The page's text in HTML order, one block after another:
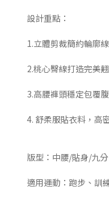
設計重點：
1.立體剪裁簡約輪廓
2.桃心臀線打造完美
3.高腰褲頭穩定包覆
4. 舒柔服貼衣料，高
版型：中腰/貼身/九分
適用運動：